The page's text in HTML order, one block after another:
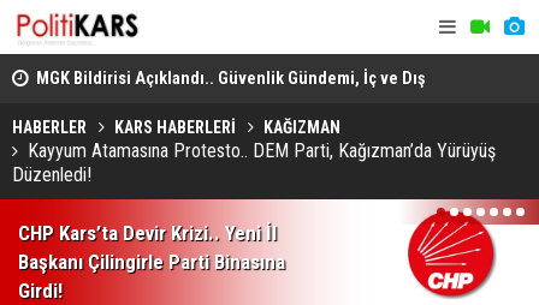
MGK Bildirisi Açıklandı.. Güvenlik Gündemi, İç ve Dış
HABERLER KARS HABERLERİ KAĞIZMAN
Kayyum Atamasına Protesto.. DEM Parti, Kağızman’da Yürüyüş
Düzenledi!
CHP Kars’ta Devir Krizi.. Yeni İl
Başkanı Çilingirle Parti Binasına
Girdi!
1 2 3 4 5 6 7